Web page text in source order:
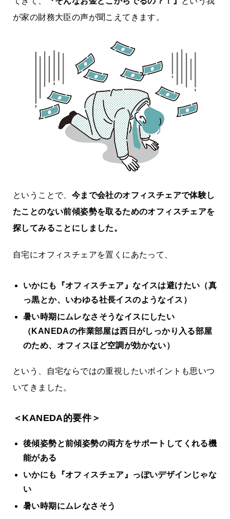
が家の財務大臣の声が聞こえてきます。
ということで、 今まで会社のオフィスチェアで体験し
たことのない前傾姿勢を取るためのオフィスチェアを
探してみることにしました。
自宅にオフィスチェアを置くにあたって、
いかにも『オフィスチェア』なイスは避けたい（真
っ黒とか、いわゆる社長イスのようなイス）
暑い時期にムレなさそうなイスにしたい
（KANEDAの作業部屋は西日がしっかり入る部屋
のため、オフィスほど空調が効かない）
という、自宅ならではの重視したいポイントも思いつ
いてきました。
＜KANEDA的要件＞
後傾姿勢と前傾姿勢の両方をサポートしてくれる機
能がある
いかにも『オフィスチェア』っぽいデザインじゃな
い
暑い時期にムレなさそう